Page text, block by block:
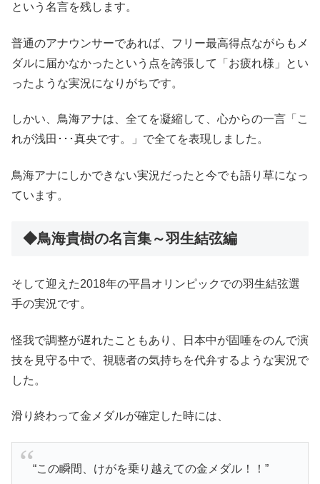
という名言を残します。
普通のアナウンサーであれば、フリー最高得点ながらもメ
ダルに届かなかったという点を誇張して「お疲れ様」とい
ったような実況になりがちです。
しかい、鳥海アナは、全てを凝縮して、心からの一言「こ
れが浅田･･･真央です。」で全てを表現しました。
鳥海アナにしかできない実況だったと今でも語り草になっ
ています。
◆鳥海貴樹の名言集～羽生結弦編
そして迎えた2018年の平昌オリンピックでの羽生結弦選
手の実況です。
怪我で調整が遅れたこともあり、日本中が固唾をのんで演
技を見守る中で、視聴者の気持ちを代弁するような実況で
した。
滑り終わって金メダルが確定した時には、
“この瞬間、けがを乗り越えての金メダル！！”